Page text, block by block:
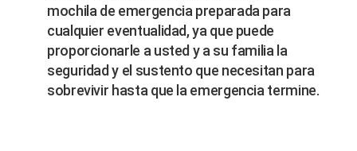
mochila de emergencia preparada para
cualquier eventualidad, ya que puede
proporcionarle a usted y a su familia la
seguridad y el sustento que necesitan para
sobrevivir hasta que la emergencia termine.